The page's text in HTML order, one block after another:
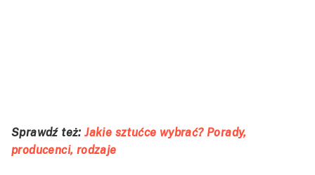
Sprawdź też:Jakie sztućce wybrać? Porady,
producenci, rodzaje